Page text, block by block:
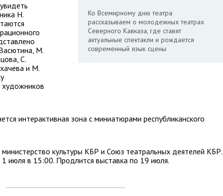
Ко Всемирному дню театра
рассказываем о молодежных театрах
Северного Кавказа, где ставят
актуальные спектакли и рождается
современный язык сцены
Н.
М.
С.
и М.
художников
интерактивная зона с миниатюрами республиканского
культуры КБР и Союз театральных деятелей КБР.
июля в 15:00. Продлится выставка по 19 июля.